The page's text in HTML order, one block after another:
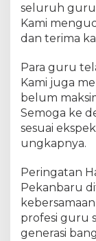
seluruh
Kami
dan terima
Para guru
Kami juga
belum
Semoga ke
sesuai
ungkapnya.
Peringatan
Pekanbaru
profesi guru
generasi